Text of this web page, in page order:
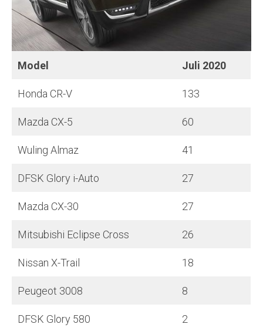
Model Juli 2020
Honda CR-V 133
Mazda CX-5 60
Wuling Almaz 41
DFSK Glory i-Auto 27
Mazda CX-30 27
Mitsubishi Eclipse Cross 26
Nissan X-Trail 18
Peugeot 3008 8
DFSK Glory 580 2